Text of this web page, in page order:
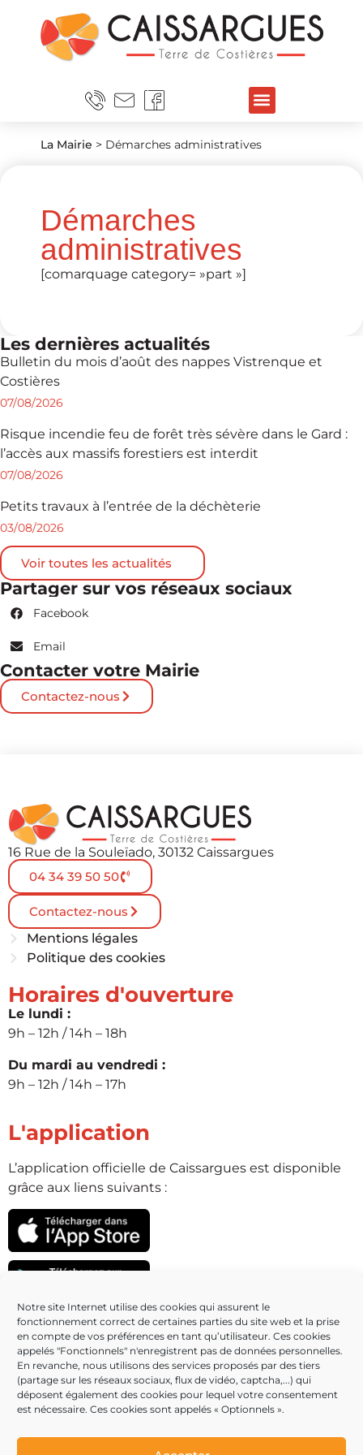
Notre site Internet utilise des cookies qui assurent le
fonctionnement correct de certaines parties du site web et la prise
en compte de vos préférences en tant qu’utilisateur. Ces cookies
appelés "Fonctionnels" n'enregistrent pas de données personnelles.
En revanche, nous utilisons des services proposés par des tiers
(partage sur les réseaux sociaux, flux de vidéo, captcha,...) qui
déposent également des cookies pour lequel votre consentement
est nécessaire. Ces cookies sont appelés « Optionnels ».
La Mairie > Démarches administratives
Démarches
administratives
[comarquage category= »part »]
Les dernières actualités
Bulletin du mois d’août des nappes Vistrenque et
Costières
07/08/2026
Risque incendie feu de forêt très sévère dans le Gard :
l’accès aux massifs forestiers est interdit
07/08/2026
Petits travaux à l’entrée de la déchèterie
03/08/2026
Voir toutes les actualités
Partager sur vos réseaux sociaux
Facebook
Email
Contacter votre Mairie
Contactez-nous
16 Rue de la Souleïado, 30132 Caissargues
04 34 39 50 50
Contactez-nous
Mentions légales
Politique des cookies
Horaires d'ouverture
Le lundi :
9h – 12h / 14h – 18h
Du mardi au vendredi :
9h – 12h / 14h – 17h
L'application
L’application officielle de Caissargues est disponible
grâce aux liens suivants :
Partenaires